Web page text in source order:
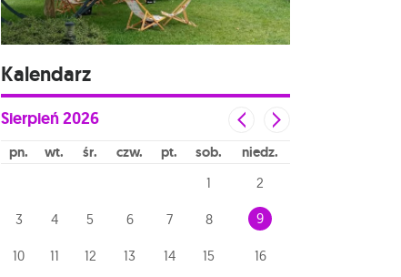
Kalendarz
Sierpień2026
pn wt śr czw pt sob niedz
1 2
3 4 5 6 7 8 9
10 11 12 13 14 15 16